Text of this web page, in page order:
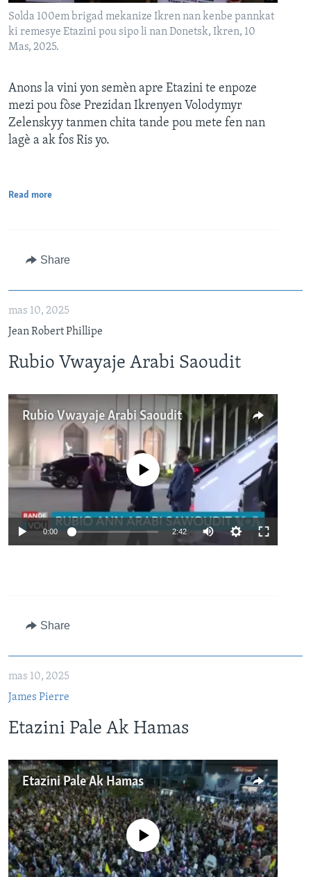
Solda 100em brigad mekanize Ikren nan kenbe pannkat
ki remesye Etazini pou sipo li nan Donetsk, Ikren, 10
Mas, 2025.
Anons la vini yon semèn apre Etazini te enpoze
mezi pou fòse Prezidan Ikrenyen Volodymyr
Zelenskyy tanmen chita tande pou mete fen nan
lagè a ak fos Ris yo.
Read more
Share
mas 10, 2025
Jean Robert Phillipe
Rubio Vwayaje Arabi Saoudit
Rubio Vwayaje Arabi Saoudit
No media source currently available
0:00 2:42
Share
mas 10, 2025
James Pierre
Etazini Pale Ak Hamas
Etazini Pale Ak Hamas
No media source currently available